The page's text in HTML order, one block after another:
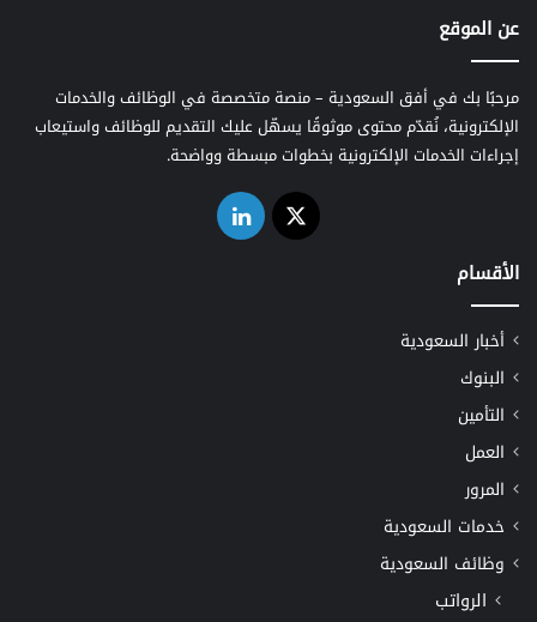
عن الموقع
مرحبًا بك في أفق السعودية – منصة متخصصة في الوظائف والخدمات
الإلكترونية، نُقدّم محتوى موثوقًا يسهّل عليك التقديم للوظائف واستيعاب
إجراءات الخدمات الإلكترونية بخطوات مبسطة وواضحة.
‫X لينكدإن
الأقسام
أخبار السعودية
البنوك
التأمين
العمل
المرور
خدمات السعودية
وظائف السعودية
الرواتب